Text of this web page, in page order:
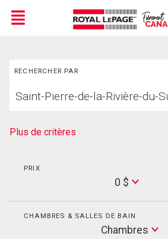
Menu
RECHERCHER PAR
votre
Plus de critères
PRIX
0 $
CHAMBRES & SALLES DE BAIN
Chambres